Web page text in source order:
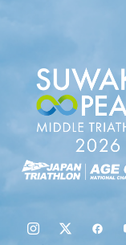
議を開催しました